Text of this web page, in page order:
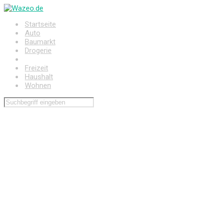
Zum
springenStartseite
Auto
Baumarkt
Drogerie
Freizeit
Haushalt
Wohnen